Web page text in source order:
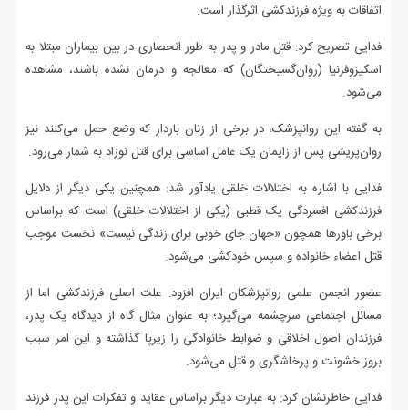
اتفاقات به ویژه فرزندکشی اثرگذار است.
فدایی تصریح کرد: قتل مادر و پدر به طور انحصاری در بین بیماران مبتلا به
اسکیزوفرنیا (روان‌گسیختگان) که معالجه و درمان نشده‌ باشند، مشاهده
می‌شود.
به گفته این روانپزشک، در برخی از زنان باردار که وضع حمل می‌کنند نیز
روان‌پریشی پس از زایمان یک عامل اساسی برای قتل نوزاد به شمار می‌رود.
فدایی با اشاره به اختلالات خلقی یادآور شد: همچنین یکی دیگر از دلایل
فرزندکشی افسردگی یک قطبی (یکی از اختلالات خلقی) است که براساس
برخی باورها همچون «جهان جای خوبی برای زندگی نیست» نخست موجب
قتل اعضاء خانواده و سپس خودکشی می‌شود.
عضور انجمن علمی روانپزشکان ایران افزود: علت اصلی فرزندکشی اما از
مسائل اجتماعی سرچشمه می‌گیرد؛ به عنوان مثال گاه از دیدگاه یک پدر،
فرزندان اصول اخلاقی و ضوابط خانوادگی را زیرپا گذاشته و این امر سبب
بروز خشونت و پرخاشگری و قتل می‌شود.
فدایی خاطرنشان کرد: به عبارت دیگر براساس عقاید و تفکرات این پدر فرزند